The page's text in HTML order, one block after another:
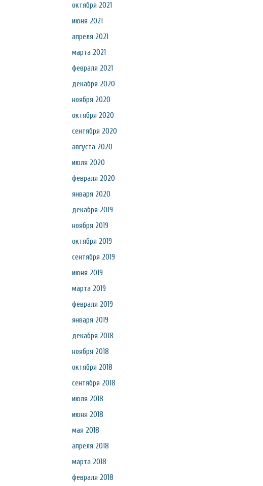
октября 2021
июня 2021
апреля 2021
марта 2021
февраля 2021
декабря 2020
ноября 2020
октября 2020
сентября 2020
августа 2020
июля 2020
февраля 2020
января 2020
декабря 2019
ноября 2019
октября 2019
сентября 2019
июня 2019
марта 2019
февраля 2019
января 2019
декабря 2018
ноября 2018
октября 2018
сентября 2018
июля 2018
июня 2018
мая 2018
апреля 2018
марта 2018
февраля 2018